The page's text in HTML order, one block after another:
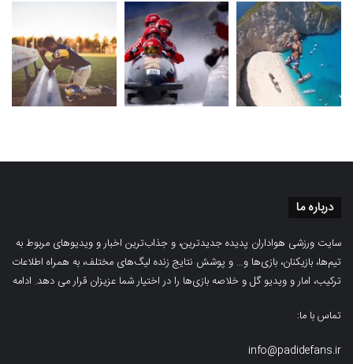
درباره ما
سایت ورزشی هواداران پدیده جدیدترین، و جذاب‌ترین اخبار و ویدیوهای مربوط به
تیم‌ها، بازیکنان، بازی‌ها و… و پوشش نتایج زنده لیگ‌های مختلف، به همراه اطلاعات
ترکیب، امار و ویدیو‌‌ گل‌ و خلاصه بازی‌ها را در اختیار شما عزیزان قرار می دهد. ادامه
تماس با ما:
info@padidefans.ir